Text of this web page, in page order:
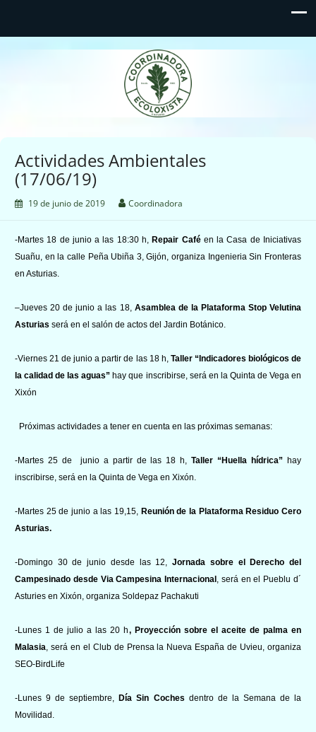
Coordinadora Ecoloxista
d'Asturies
Actividades Ambientales
(17/06/19)
19 de junio de 2019 Coordinadora
-Martes 18 de junio a las 18:30 h,Repair Caféen la Casa de Iniciativas
Suañu, en la calle Peña Ubiña 3, Gijón, organiza Ingenieria Sin Fronteras
en Asturias.
–Jueves 20 de junio a las 18, Asamblea de la Plataforma Stop Velutina
Asturias será en el salón de actos del Jardin Botánico
-Viernes 21 de junio a partir de las 18 h, Taller “Indicadores biológicos de
la calidad de las aguas” hay que inscribirse, será en la Quinta de Vega en
Xixón
Próximas actividades a tener en cuenta en las próximas semanas:
-Martes 25 de junio a partir de las 18 h,Taller “Huella hídrica” hay
inscribirse, será en la Quinta de Vega en Xixón.
-Martes 25 de junio a las 19,15, Reunión de la Plataforma Residuo Cero
Asturias.
-Domingo 30 de junio desde las 12,Jornada sobre el Derecho del
Campesinado desde Via Campesina Internacional , será en el Pueblu d´
Asturies en Xixón, organiza Soldepaz Pachakuti
-Lunes 1 de julio a las 20 h, Proyección sobre el aceite de palma en
Malasia , será en el Club de Prensa la Nueva España de Uvieu, organiza
SEO-BirdLife
-Lunes 9 de septiembre,Día Sin Coches dentro de la Semana de la
Movilidad.